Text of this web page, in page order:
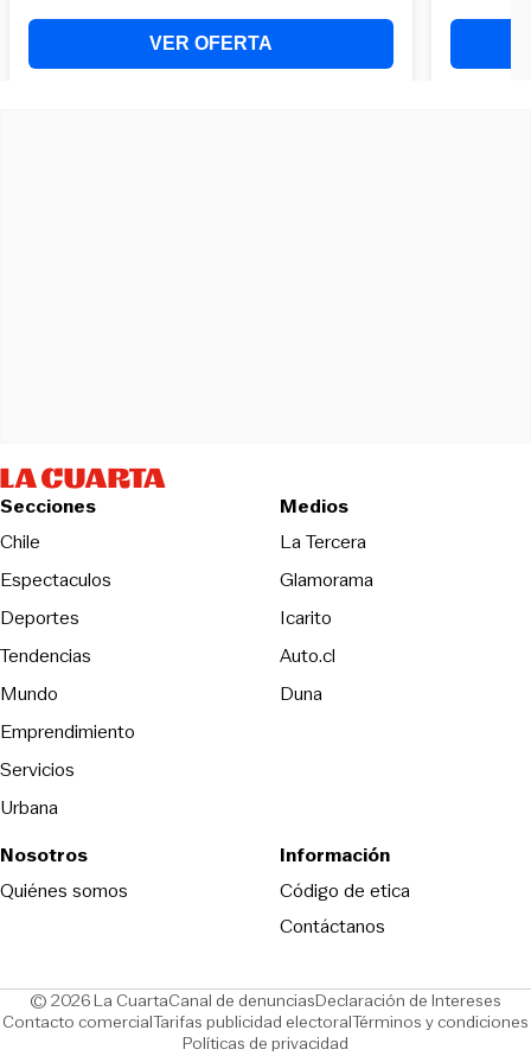
Secciones
Chile
Espectaculos
Deportes
Tendencias
Mundo
Emprendimiento
Servicios
Urbana
Medios
La TerceraOpens in new
Glamorama
Icarito
Auto.cl
DunaOpens in new window
Nosotros
Quiénes somos
Información
Código de eticaOpens in new
Contáctanos
© 2026 La CuartaCanal de denunciasOpens in new window
Declaración de Intereses
Contacto comercialOpens in new window
Tarifas publicidad electoralOpens in new window
Términos y condiciones
Políticas de privacidad